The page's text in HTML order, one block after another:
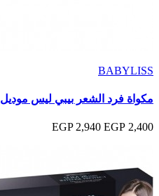
BABYLISS
مكواة فرد الشعر بيبي ليس موديل ST397
2,400 EGP
2,940 EGP